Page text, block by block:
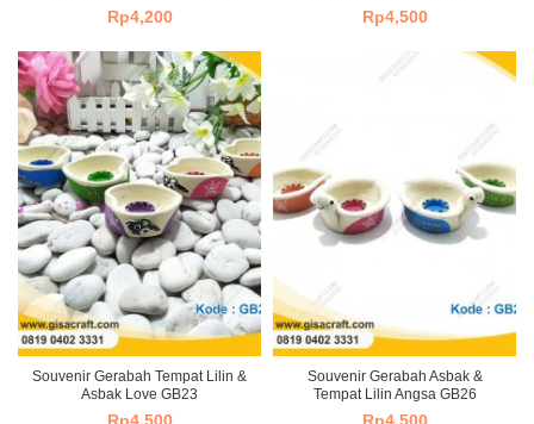
Rp4,200 Rp4,500
Souvenir Gerabah Tempat Lilin &
Asbak Love GB23
Souvenir Gerabah Asbak &
Tempat Lilin Angsa GB26